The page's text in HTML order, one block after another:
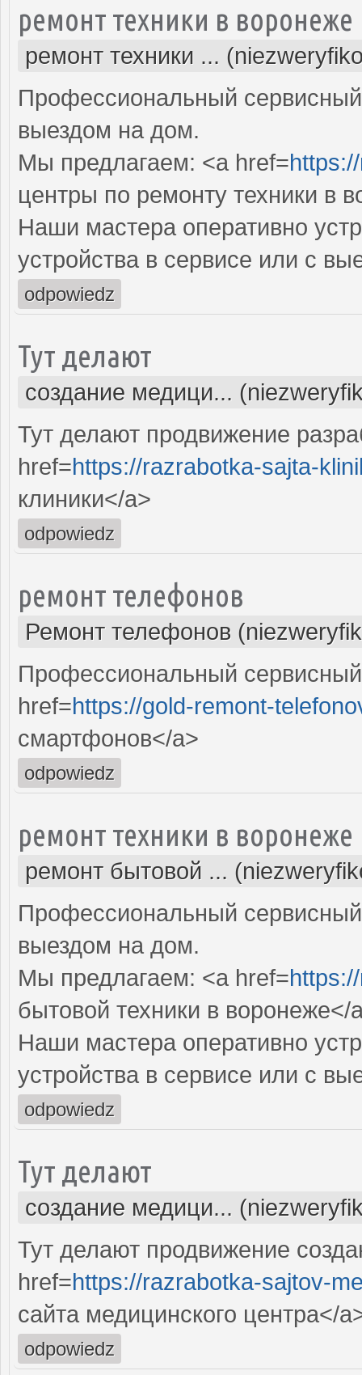
ремонт техники в воронеже
ремонт техники ...
Профессиональный
выездом на дом.
Мы предлагаем: <a href=
центры по ремонту техники в
Наши мастера оперативно
устройства в сервисе или с
odpowiedz
Тут делают
создание медици...
Тут делают продвижение
href=https://razrabotka-sajta-
клиники</a>
odpowiedz
ремонт телефонов
Ремонт телефонов
Профессиональный
href=https://gold-remont-
смартфонов</a>
odpowiedz
ремонт техники в воронеже
ремонт бытовой ...
Профессиональный
выездом на дом.
Мы предлагаем: <a href=
бытовой техники в воронеже</
Наши мастера оперативно
устройства в сервисе или с
odpowiedz
Тут делают
создание медици...
Тут делают продвижение
href=https://razrabotka-sajtov-
сайта медицинского центра</
odpowiedz